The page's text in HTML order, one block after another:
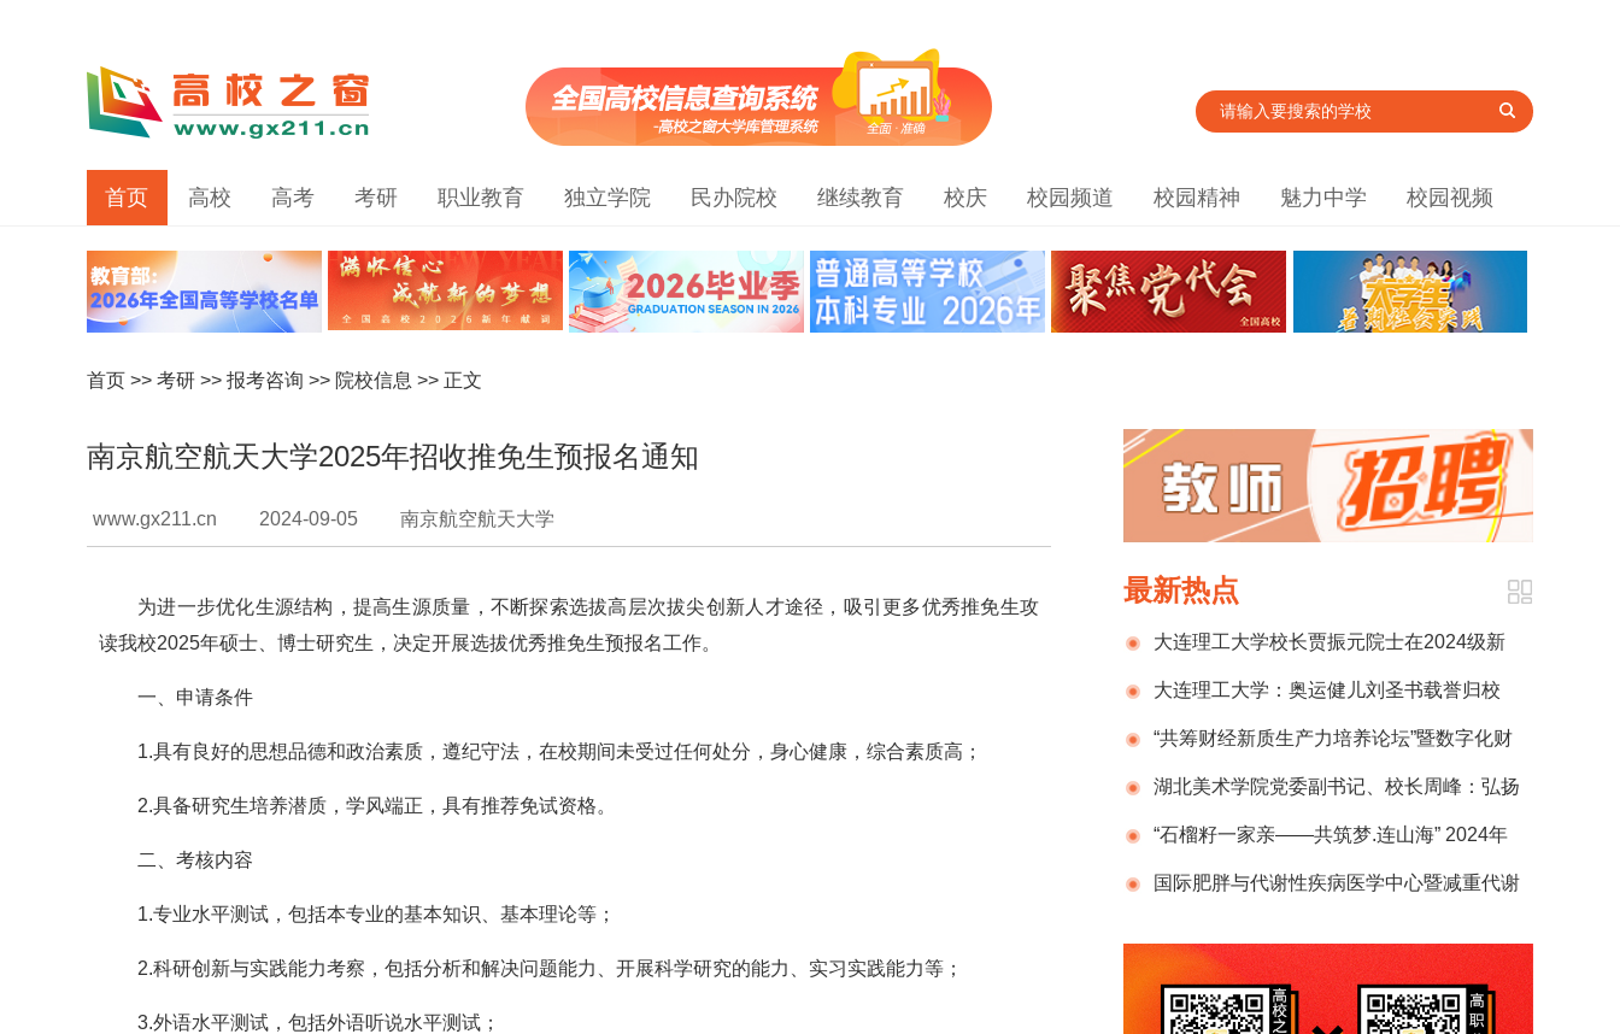
首页 高校 高考 考研 职业教育 独立学院 民办院校 继续教育 校庆 校园频道 校园精神 魅力中学 校园视频
首页 >> 考研 >> 报考咨询 >> 院校信息 >> 正文
南京航空航天大学2025年招收推免生预报名通知
www.gx211.cn 2024-09-05 南京航空航天大学
为进一步优化生源结构，提高生源质量，不断探索选拔高层次拔尖创新人才途径，吸引更多优秀推免生攻
读我校2025年硕士、博士研究生，决定开展选拔优秀推免生预报名工作。
一、申请条件
1.具有良好的思想品德和政治素质，遵纪守法，在校期间未受过任何处分，身心健康，综合素质高；
2.具备研究生培养潜质，学风端正，具有推荐免试资格。
二、考核内容
1.专业水平测试，包括本专业的基本知识、基本理论等；
2.科研创新与实践能力考察，包括分析和解决问题能力、开展科学研究的能力、实习实践能力等；
3.外语水平测试，包括外语听说水平测试；
最新热点
大连理工大学校长贾振元院士在2024级新
生开学典礼上的致辞
大连理工大学：奥运健儿刘圣书载誉归校
“共筹财经新质生产力培养论坛”暨数字化财
税行业产教融合共同体2024年半年度总结计划
发布会在京成功举办
湖北美术学院党委副书记、校长周峰：弘扬
新时代教育家精神 锻造新百年湖美良师
“石榴籽一家亲——共筑梦.连山海” 2024年
那曲市小学生赴辽宁社会实践活动圆满结束
国际肥胖与代谢性疾病医学中心暨减重代谢
新征程